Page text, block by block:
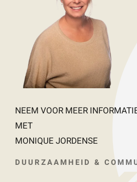
NEEM VOOR MEER
MET
MONIQUE JORDENSE
DUURZAAMHEID &